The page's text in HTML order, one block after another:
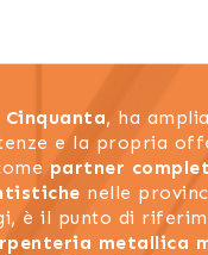
Cinquanta, ha
e la propria
partner
nelle
è il punto di
metallica